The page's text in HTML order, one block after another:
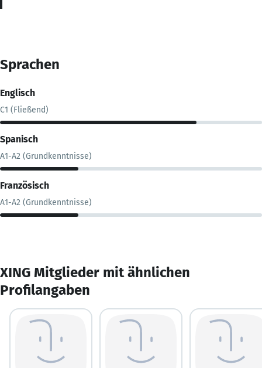
Sprachen
Englisch
C1 (Fließend)
Spanisch
A1-A2 (Grundkenntnisse)
Französisch
A1-A2 (Grundkenntnisse)
XING Mitglieder mit ähnlichen
Profilangaben